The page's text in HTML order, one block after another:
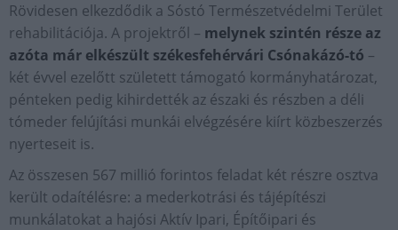
Rövidesen elkezdődik a Sóstó Természetvédelmi Terület
rehabilitációja. A projektről – melynek szintén része az
azóta már elkészült székesfehérvári Csónakázó-tó –
két évvel ezelőtt született támogató kormányhatározat,
pénteken pedig kihirdették az északi és részben a déli
tómeder felújítási munkái elvégzésére kiírt közbeszerzés
nyerteseit is.
Az összesen 567 millió forintos feladat két részre osztva
került odaítélésre: a mederkotrási és tájépítészi
munkálatokat a hajósi Aktív Ipari, Építőipari és